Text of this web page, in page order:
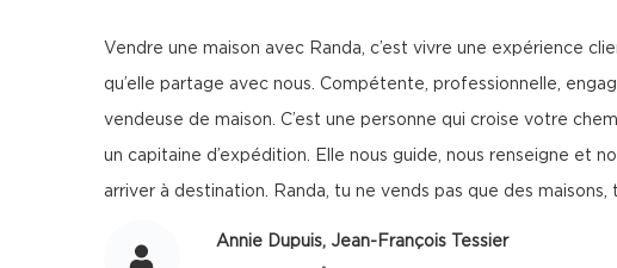
Vendre une maison avec Randa, c’est vivre une expérience
qu’elle partage avec nous. Compétente, professionnelle,
vendeuse de maison. C’est une personne qui croise votre
un capitaine d’expédition. Elle nous guide, nous renseigne et
arriver à destination. Randa, tu ne vends pas que des
Annie Dupuis, Jean-François Tessier